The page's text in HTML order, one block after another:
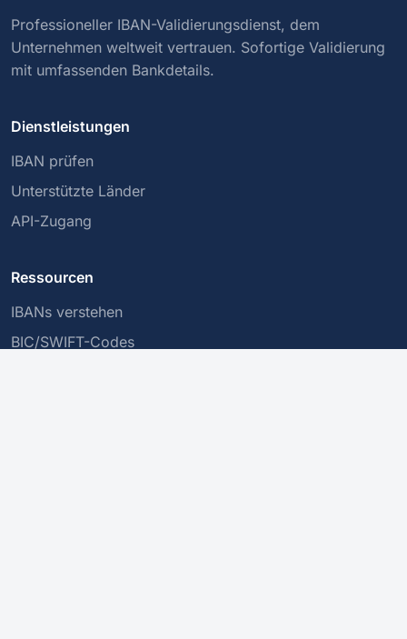
Professioneller IBAN-Validierungsdienst, dem
Unternehmen weltweit vertrauen. Sofortige Validierung
mit umfassenden Bankdetails.
Dienstleistungen
IBAN prüfen
Unterstützte Länder
API-Zugang
Ressourcen
IBANs verstehen
BIC/SWIFT-Codes